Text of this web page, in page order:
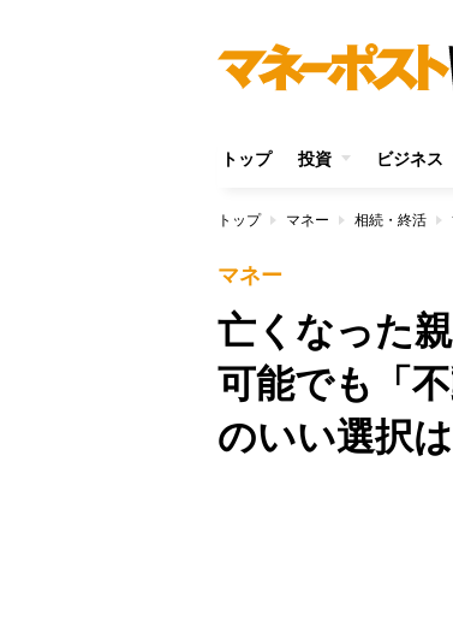
トップ 投資 ビジネス
トップ マネー 相続・終活
マネー
亡くなった
可能でも「
のいい選択